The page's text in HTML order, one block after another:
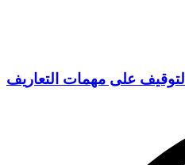
التوقيف على مهمات التعاريف